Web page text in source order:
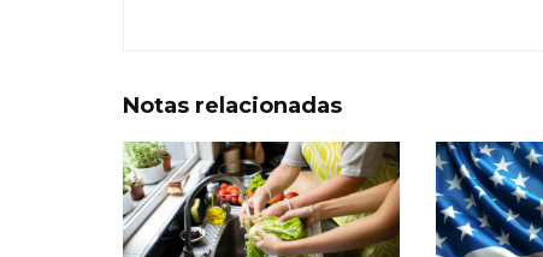
Notas relacionadas